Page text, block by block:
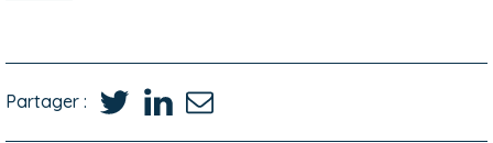
Partager :